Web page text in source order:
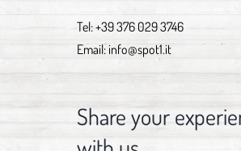
Tel:+39 376 029 3746
Email: info@spot1.it
Share your